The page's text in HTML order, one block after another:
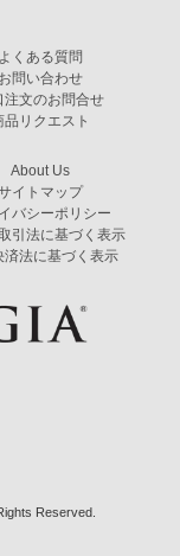
よくある質問
お問い合わせ
注文のお問合せ
品リクエスト
About Us
イトマップ
バシーポリシー
引法に基づく表示
済法に基づく表示
Reserved.